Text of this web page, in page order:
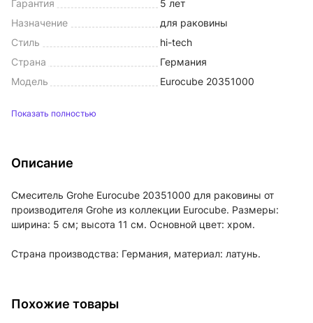
Гарантия
5 лет
Назначение
для раковины
Стиль
hi-tech
Страна
Германия
Модель
Eurocube 20351000
Показать полностью
Описание
Смеситель Grohe Eurocube 20351000 для раковины от
производителя Grohe из коллекции Eurocube. Размеры:
ширина: 5 см; высота 11 см. Основной цвет: хром.
Страна производства: Германия, материал: латунь.
Похожие товары